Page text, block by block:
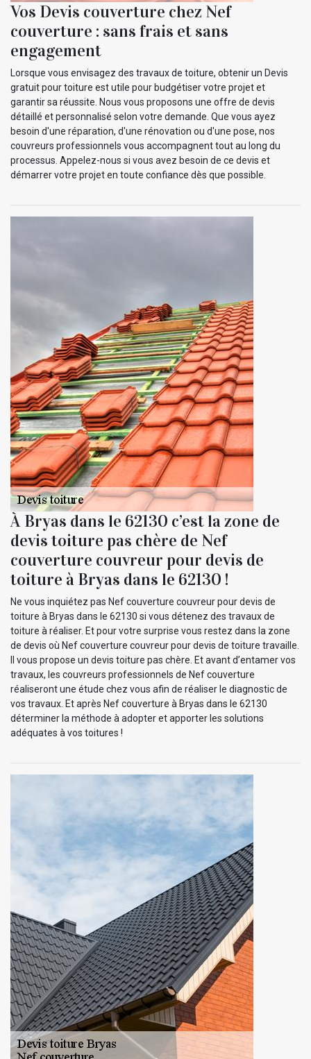
Vos Devis couverture chez Nef
couverture : sans frais et sans
engagement
Lorsque vous envisagez des travaux de toiture, obtenir un Devis
gratuit pour toiture est utile pour budgétiser votre projet et
garantir sa réussite. Nous vous proposons une offre de devis
détaillé et personnalisé selon votre demande. Que vous ayez
besoin d'une réparation, d'une rénovation ou d'une pose, nos
couvreurs professionnels vous accompagnent tout au long du
processus. Appelez-nous si vous avez besoin de ce devis et
démarrer votre projet en toute confiance dès que possible.
À Bryas dans le 62130 c’est la zone de
devis toiture pas chère de Nef
couverture couvreur pour devis de
toiture à Bryas dans le 62130 !
Ne vous inquiétez pas Nef couverture couvreur pour devis de
toiture à Bryas dans le 62130 si vous détenez des travaux de
toiture à réaliser. Et pour votre surprise vous restez dans la zone
de devis où Nef couverture couvreur pour devis de toiture travaille.
Il vous propose un devis toiture pas chère. Et avant d’entamer vos
travaux, les couvreurs professionnels de Nef couverture
réaliseront une étude chez vous afin de réaliser le diagnostic de
vos travaux. Et après Nef couverture à Bryas dans le 62130
déterminer la méthode à adopter et apporter les solutions
adéquates à vos toitures !